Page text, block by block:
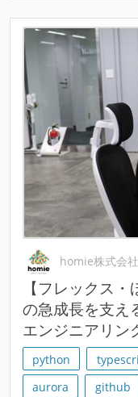
homie株式会社
【フレックス
の急成長を支え
エンジニアリン
python
aurora
github